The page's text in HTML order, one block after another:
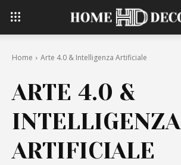
Home Arte 4.0 & Intelligenza Artificiale
ARTE 4.0 &
INTELLIGENZA
ARTIFICIALE